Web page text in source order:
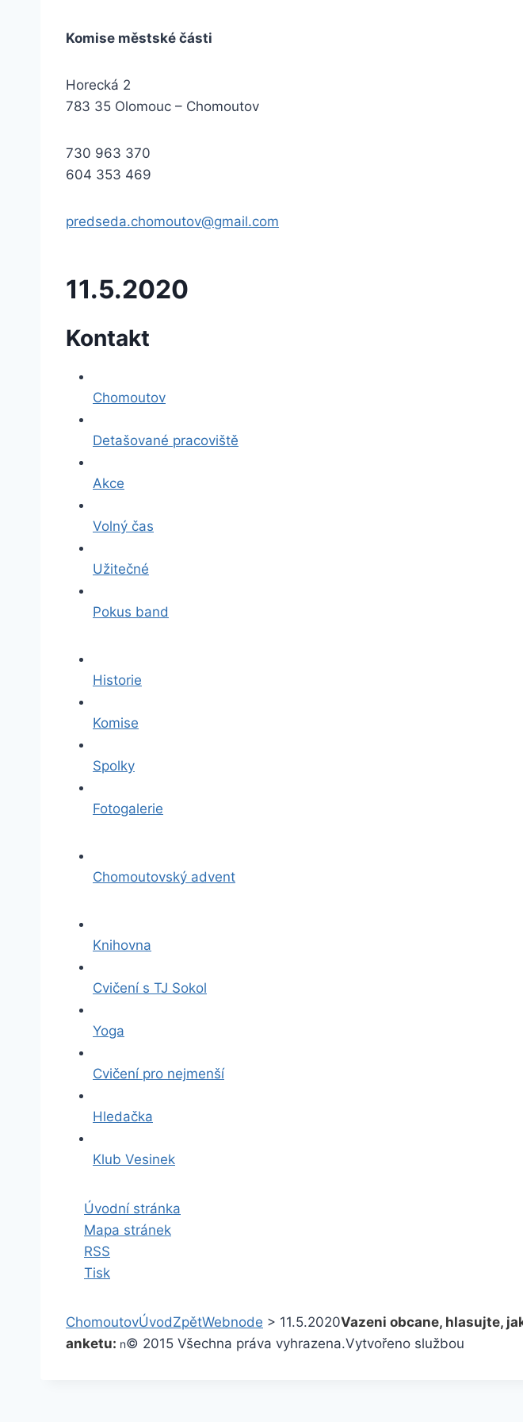
Komise městské části
Horecká 2
783 35 Olomouc – Chomoutov
730 963 370
604 353 469
predseda.chomoutov@gmail.com
11.5.2020
Kontakt
Chomoutov
Detašované pracoviště
Akce
Volný čas
Užitečné
Pokus band
Historie
Komise
Spolky
Fotogalerie
Chomoutovský advent
Knihovna
Cvičení s TJ Sokol
Yoga
Cvičení pro nejmenší
Hledačka
Klub Vesinek
Úvodní stránka
Mapa stránek
RSS
Tisk
ChomoutovÚvodZpětWebnode > 11.5.2020Vazeni obcane, hlasujte,
anketu: n© 2015 Všechna práva vyhrazena.Vytvořeno službou